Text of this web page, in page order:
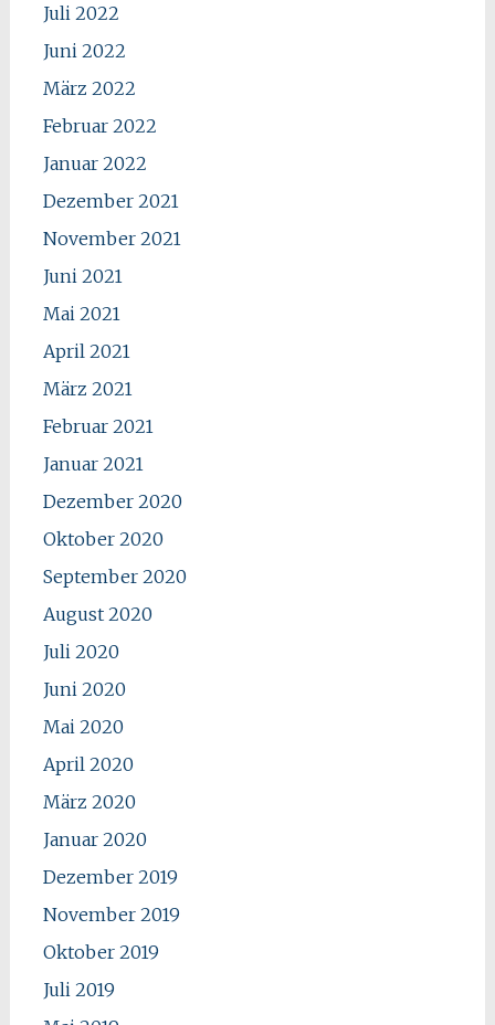
Juli 2022
Juni 2022
März 2022
Februar 2022
Januar 2022
Dezember 2021
November 2021
Juni 2021
Mai 2021
April 2021
März 2021
Februar 2021
Januar 2021
Dezember 2020
Oktober 2020
September 2020
August 2020
Juli 2020
Juni 2020
Mai 2020
April 2020
März 2020
Januar 2020
Dezember 2019
November 2019
Oktober 2019
Juli 2019